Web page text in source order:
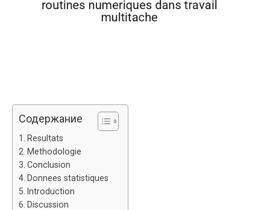
Содержание
Resultats
Methodologie
Conclusion
Donnees statistiques
Introduction
Discussion